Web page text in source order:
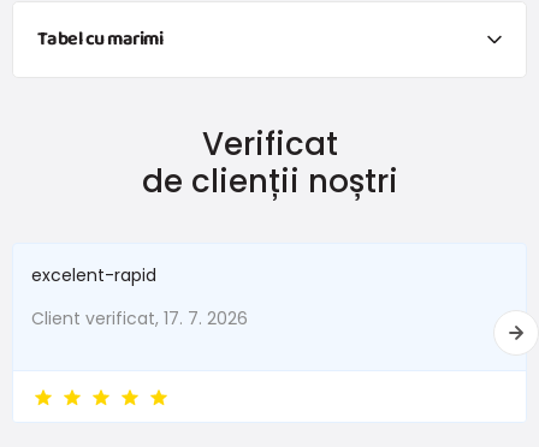
Tabel cu marimi
Vârsta
0-1 lună do 50
74
Verificat
de clienții noștri
excelent-rapid
Client verificat, 17. 7. 2026